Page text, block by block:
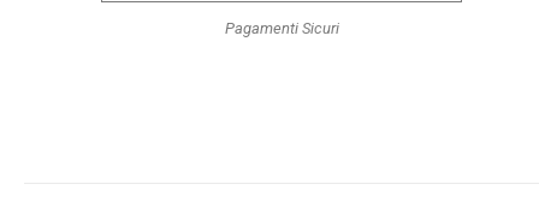
Pagamenti Sicuri